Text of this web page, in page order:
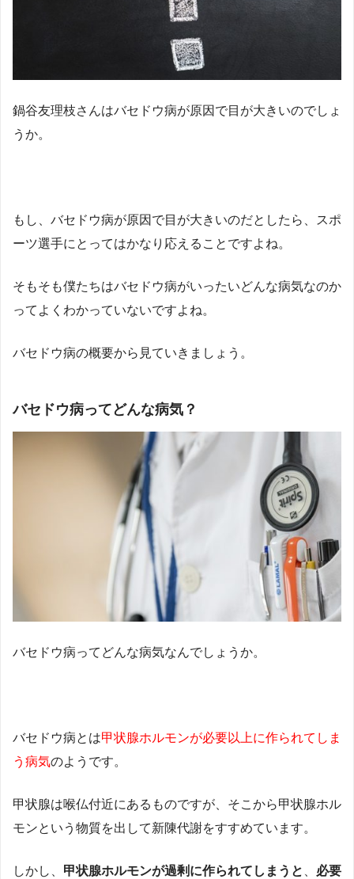
鍋谷友理枝さんはバセドウ病が原因で目が大きいのでしょ
うか。
もし、バセドウ病が原因で目が大きいのだとしたら、スポ
ーツ選手にとってはかなり応えることですよね。
そもそも僕たちはバセドウ病がいったいどんな病気なのか
ってよくわかっていないですよね。
バセドウ病の概要から見ていきましょう。
バセドウ病ってどんな病気？
バセドウ病ってどんな病気なんでしょうか。
バセドウ病とは甲状腺ホルモンが必要以上に作られてしま
う病気のようです。
甲状腺は喉仏付近にあるものですが、そこから甲状腺ホル
モンという物質を出して新陳代謝をすすめています。
しかし、 甲状腺ホルモンが過剰に作られてしまうと 、 必要